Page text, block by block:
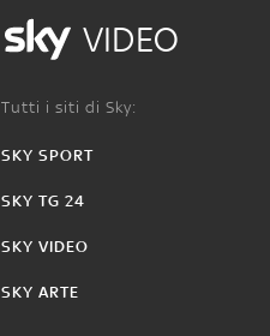
VIDEO
Tutti i siti di Sky:
SKY SPORT
SKY TG 24
SKY VIDEO
SKY ARTE